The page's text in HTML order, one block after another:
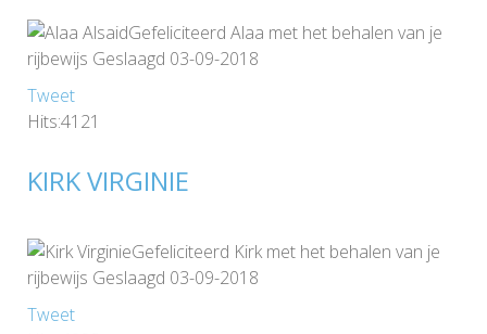
Gefeliciteerd Alaa met het behalen van je
rijbewijs Geslaagd 03-09-2018
Tweet
Hits:4121
KIRK VIRGINIE
Gefeliciteerd Kirk met het behalen van je
rijbewijs Geslaagd 03-09-2018
Tweet